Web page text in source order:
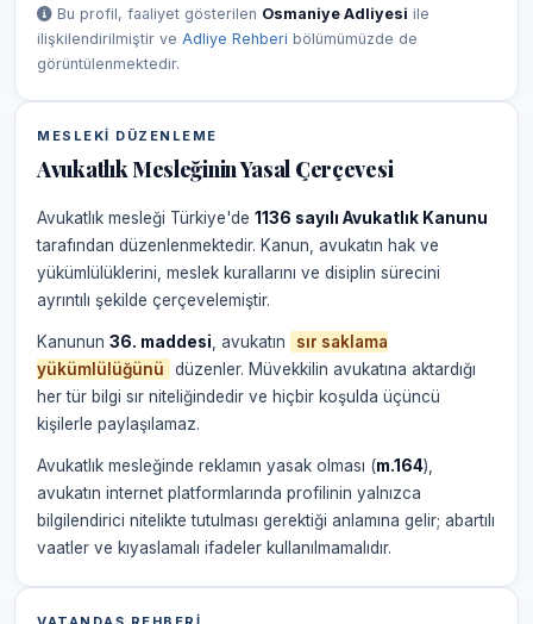
Bu profil, faaliyet gösterilen Osmaniye Adliyesi ile
ilişkilendirilmiştir ve Adliye Rehberi bölümümüzde de
görüntülenmektedir.
MESLEKI DÜZENLEME
Avukatlık Mesleğinin Yasal Çerçevesi
Avukatlık mesleği Türkiye'de 1136 sayılı Avukatlık Kanunu
tarafından düzenlenmektedir. Kanun, avukatın hak ve
yükümlülüklerini, meslek kurallarını ve disiplin sürecini
ayrıntılı şekilde çerçevelemiştir.
Kanunun 36. maddesi , avukatın
sır saklama
yükümlülüğünü
düzenler. Müvekkilin avukatına aktardığı
her tür bilgi sır niteliğindedir ve hiçbir koşulda üçüncü
kişilerle paylaşılamaz.
Avukatlık mesleğinde reklamın yasak olması (m.164),
avukatın internet platformlarında profilinin yalnızca
bilgilendirici nitelikte tutulması gerektiği anlamına gelir; abartılı
vaatler ve kıyaslamalı ifadeler kullanılmamalıdır.